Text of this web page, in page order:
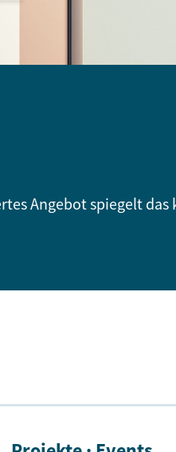
Angebot spiegelt